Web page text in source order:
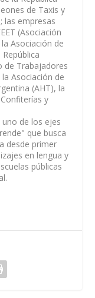
de Taxis y
las empresas
(Asociación
Asociación de
de Trabajadores
la Asociación de
(AHT), la
y
de los ejes
que busca
desde primer
en lengua y
públicas